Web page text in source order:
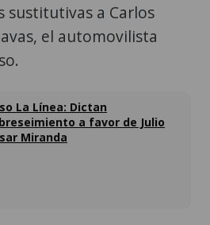
sustitutivas a Carlos
el automovilista
La Línea: Dictan
a favor de Julio
Miranda